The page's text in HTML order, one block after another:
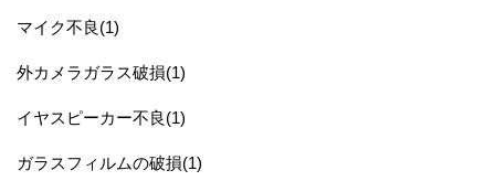
マイク不良(1)
外カメラガラス破損(1)
イヤスピーカー不良(1)
ガラスフィルムの破損(1)